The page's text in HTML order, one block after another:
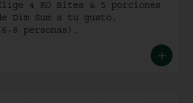
4 KO Bites & 5 porciones
Dim Sum a tu gusto.
8 personas).